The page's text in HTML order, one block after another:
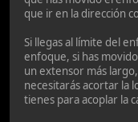
que ir en la dirección
Si llegas al límite del
enfoque, si has
un extensor más
necesitarás acortar la
tienes para acoplar la